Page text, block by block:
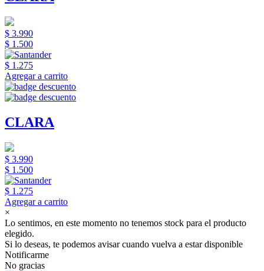
$ 3.990
$ 1.500
$ 1.275
Agregar a carrito
CLARA
$ 3.990
$ 1.500
$ 1.275
Agregar a carrito
×
Lo sentimos, en este momento no tenemos stock para el producto
elegido.
Si lo deseas, te podemos avisar cuando vuelva a estar disponible
Notificarme
No gracias